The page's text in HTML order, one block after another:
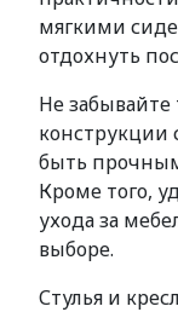
мягкими
отдохнуть
Не забывайте
конструкции
быть
Кроме того,
ухода за
выборе.
Стулья и